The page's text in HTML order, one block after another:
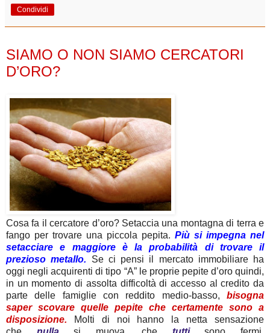
Condividi
SIAMO O NON SIAMO CERCATORI
D’ORO?
Cosa fa il cercatore d’oro? Setaccia una montagna di terra e
fango per trovare una piccola pepita. Più si impegna nel
setacciare e maggiore è la probabilità di trovare il
prezioso metallo. Se ci pensi il mercato immobiliare ha
oggi negli acquirenti di tipo “A” le proprie pepite d’oro quindi,
in un momento di assolta difficoltà di accesso al credito da
parte delle famiglie con reddito medio-basso, bisogna
saper scovare quelle pepite che certamente sono a
disposizione. Molti di noi hanno la netta sensazione